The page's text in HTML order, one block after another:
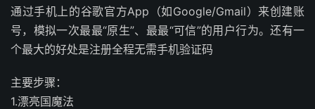
通过手机上的谷歌官方App（如Google/Gmail）来创建账
号，模拟一次最最“原生”、最最“可信”的用户行为。还有一
个最大的好处是注册全程无需手机验证码
主要步骤：
1.漂亮国魔法